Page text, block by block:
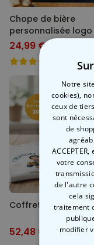
Chope de bière
personnalisée
24,99 €
Coffret cadeau
52,48 € 74,97 € -
Notre
cookies),
ceux de
sont
de
votre
de l'autre
cela
traitement
modifier